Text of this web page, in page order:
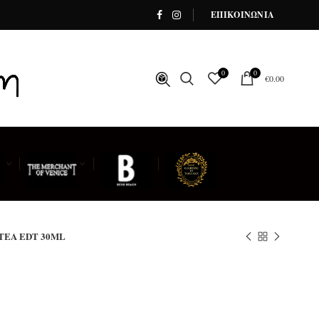
ΕΠΙΚΟΙΝΩΝΙΑ
0 0 €0.00
EDT 30ML